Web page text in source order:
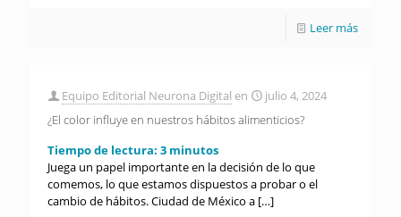
Leer más
Equipo Editorial Neurona Digital en
julio 4, 2024
¿El color influye en nuestros hábitos alimenticios?
Tiempo de lectura: 3 minutos
Juega un papel importante en la decisión de lo que
comemos, lo que estamos dispuestos a probar o el
cambio de hábitos. Ciudad de México a […]